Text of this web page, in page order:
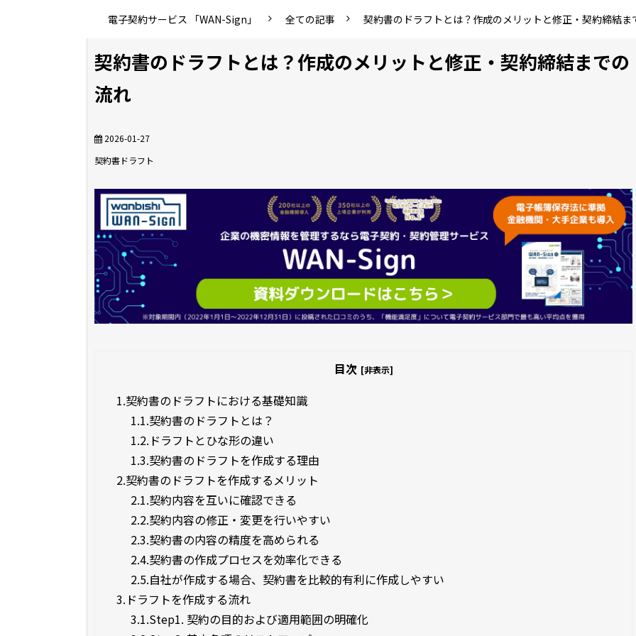
電子契約サービス 「WAN-Sign」 全ての記事 契約書のドラフトとは？作成のメリットと修正・契約締結ま
契約書のドラフトとは？作成のメリットと修正・契約締結までの
流れ
2026-01-27
契約書ドラフト
目次 [非表示]
1.契約書のドラフトにおける基礎知識
1.1.契約書のドラフトとは？
1.2. ドラフトとひな形の違い
1.3.契約書のドラフトを作成する理由
2.契約書のドラフトを作成するメリット
2.1.契約内容を互いに確認できる
2.2.契約内容の修正・変更を行いやすい
2.3.契約書の内容の精度を高められる
2.4.契約書の作成プロセスを効率化できる
2.5.自社が作成する場合、契約書を比較的有利に作成しやすい
3. ドラフトを作成する流れ
3.1.Step1. 契約の目的および適用範囲の明確化